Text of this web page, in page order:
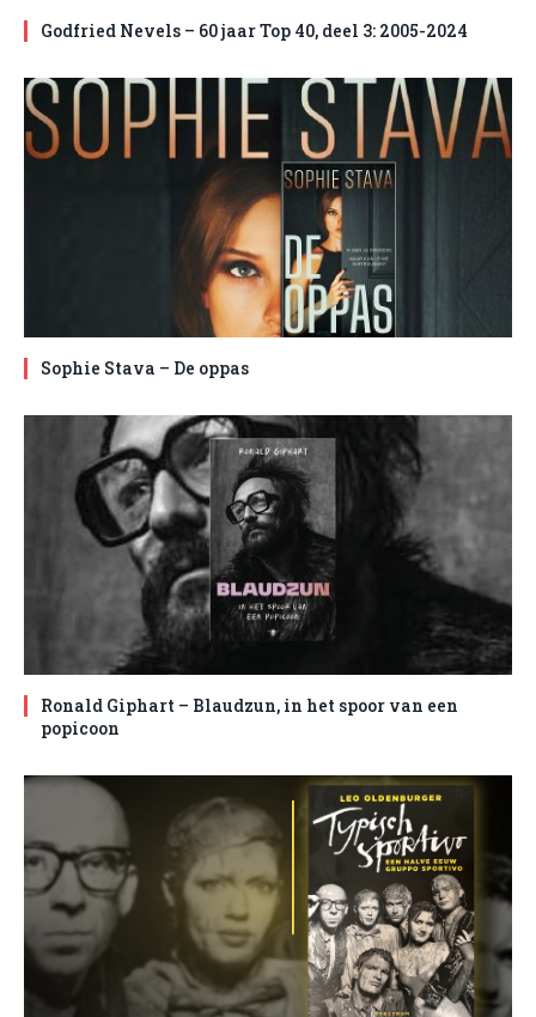
Godfried Nevels – 60 jaar Top 40, deel 3: 2005-2024
Sophie Stava – De oppas
Ronald Giphart – Blaudzun, in het spoor van een
popicoon